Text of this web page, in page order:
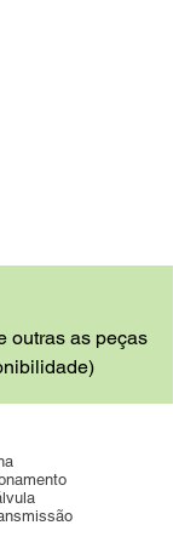
outras as peças